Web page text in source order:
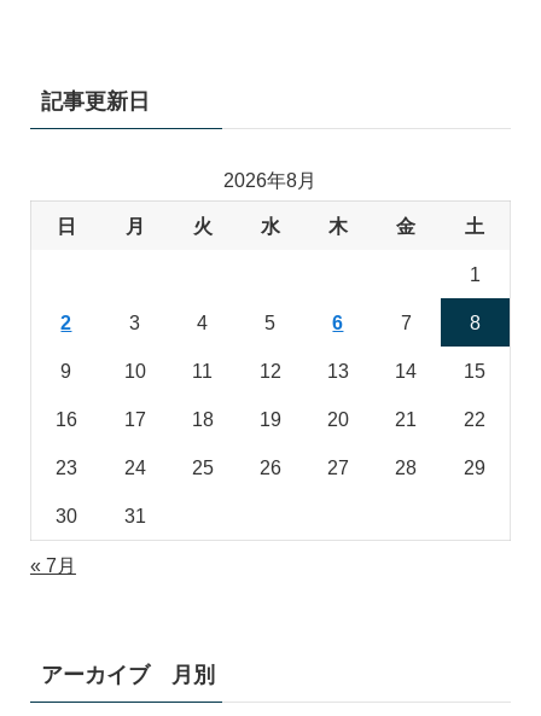
記事更新日
2026年8月
日 月 火 水 木 金 土
1
2 3 4 5 6 7 8
9 10 11 12 13 14 15
16 17 18 19 20 21 22
23 24 25 26 27 28 29
30 31
« 7月
アーカイブ 月別